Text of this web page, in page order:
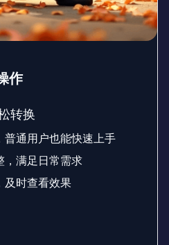
作
转换
普通用户也能快速上手
，满足日常需求
及时查看效果